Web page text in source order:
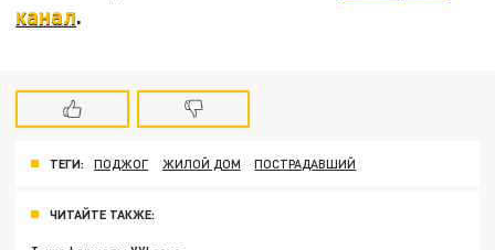
канал.
ТЕГИ: ПОДЖОГ ЖИЛОЙ ДОМ ПОСТРАДАВШИЙ
ЧИТАЙТЕ ТАКЖЕ: